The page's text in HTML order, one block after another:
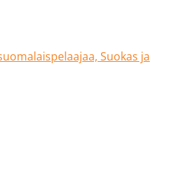
Suokas ja